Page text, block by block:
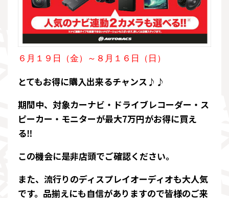
６月１９日（金）～８月１６日（日）
とてもお得に購入出来るチャンス♪♪
期間中、対象カーナビ・ドライブレコーダー・ス
ピーカー・モニターが最大7万円がお得に買え
る‼
この機会に是非店頭でご確認ください。
また、流行りのディスプレイオーディオも大人気
です。品揃えにも自信がありますので皆様のご来